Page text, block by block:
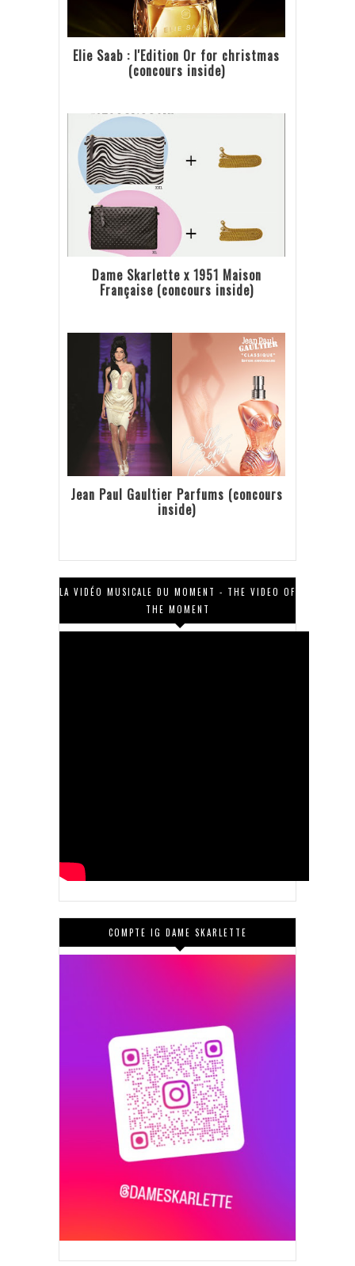
Elie Saab : l'Edition Or for christmas
(concours inside)
Dame Skarlette x 1951 Maison
Française (concours inside)
Jean Paul Gaultier Parfums (concours
inside)
LA VIDÉO MUSICALE DU MOMENT - THE VIDEO OF
THE MOMENT
COMPTE IG DAME SKARLETTE